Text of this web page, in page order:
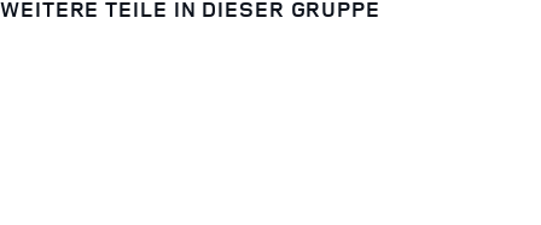
WEITERE TEILE IN DIESER GRUPPE